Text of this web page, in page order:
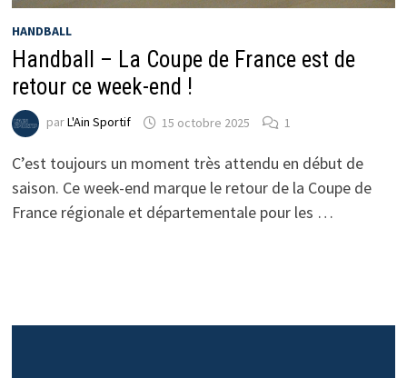
HANDBALL
Handball – La Coupe de France est de
retour ce week-end !
parL'Ain Sportif 15 octobre 2025 1
C’est toujours un moment très attendu en début de
saison. Ce week-end marque le retour de la Coupe de
France régionale et départementale pour les …